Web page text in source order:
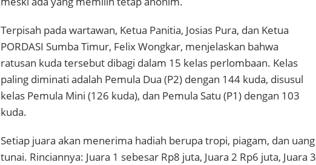
Terpisah pada wartawan, Ketua Panitia, Josias Pura, dan Ketua
PORDASI Sumba Timur, Felix Wongkar, menjelaskan bahwa
ratusan kuda tersebut dibagi dalam 15 kelas perlombaan. Kelas
paling diminati adalah Pemula Dua (P2) dengan 144 kuda, disusul
kelas Pemula Mini (126 kuda), dan Pemula Satu (P1) dengan 103
kuda.
Setiap juara akan menerima hadiah berupa tropi, piagam, dan uang
tunai. Rinciannya: Juara 1 sebesar Rp8 juta, Juara 2 Rp6 juta, Juara 3